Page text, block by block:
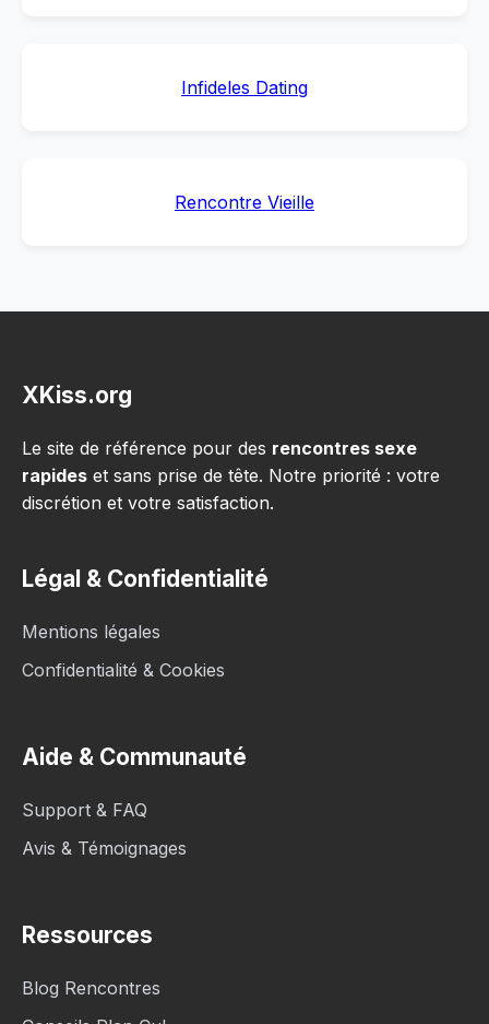
Infideles Dating
Rencontre Vieille
XKiss.org
Le site de référence pour des rencontres sexe
rapides et sans prise de tête. Notre priorité : votre
discrétion et votre satisfaction.
Légal & Confidentialité
Mentions légales
Confidentialité & Cookies
Aide & Communauté
Support & FAQ
Avis & Témoignages
Ressources
Blog Rencontres